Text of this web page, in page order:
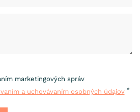
marketingových správ
a uchovávaním osobných údajov *